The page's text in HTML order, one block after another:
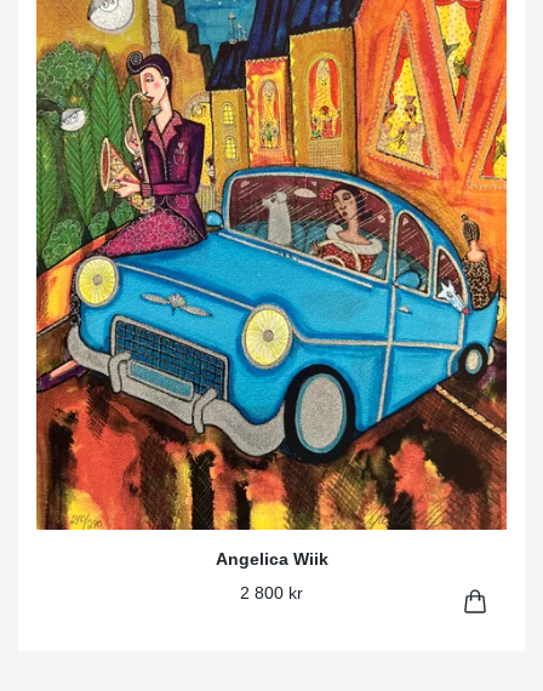
Angelica Wiik
2 800 kr